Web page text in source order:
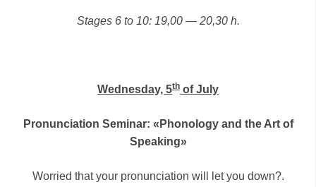
Stages 6 to 10: 19,00 — 20,30 h.
Wednesday, 5th of July
Pronunciation Seminar: «Phonology and the Art of
Speaking»
Worried that your pronunciation will let you down?.